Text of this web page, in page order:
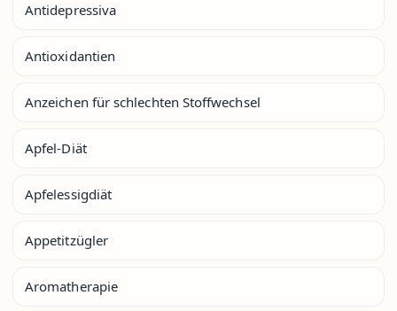
Antidepressiva
Antioxidantien
Anzeichen für schlechten Stoffwechsel
Apfel-Diät
Apfelessigdiät
Appetitzügler
Aromatherapie